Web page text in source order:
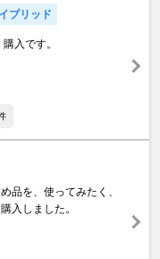
ブリッド
入です。
品を、使ってみたく、
入しました。